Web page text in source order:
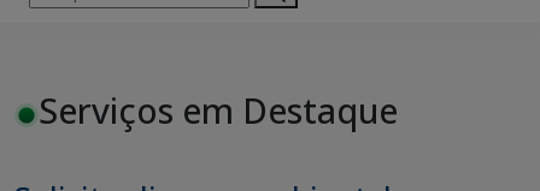
por:
Serviços em Destaque